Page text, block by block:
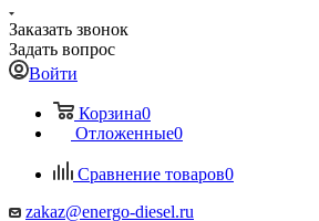
Заказать звонок
Задать вопрос
Войти
Корзина0
Отложенные0
Сравнение товаров0
zakaz@energo-diesel.ru